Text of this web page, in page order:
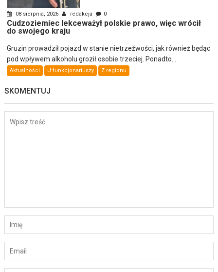
08 sierpnia, 2026 redakcja 0
Cudzoziemiec lekceważył polskie prawo, więc wrócił
do swojego kraju
Gruzin prowadził pojazd w stanie nietrzeźwości, jak również będąc
pod wpływem alkoholu groził osobie trzeciej. Ponadto...
Aktualności U funkcjonariuszy Z regionu
SKOMENTUJ